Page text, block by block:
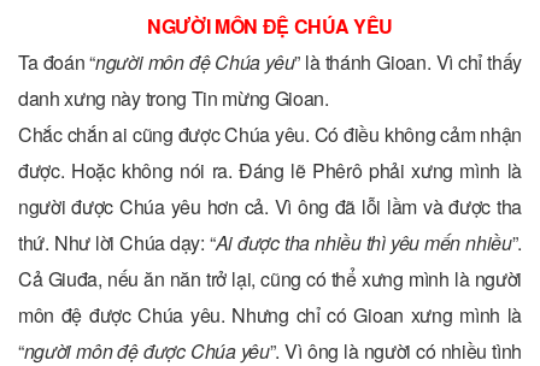
NGƯỜI MÔN ĐỆ CHÚA YÊU
Ta đoán “người môn đệ Chúa yêu” là thánh Gioan. Vì chỉ thấy
danh xưng này trong Tin mừng Gioan.
Chắc chắn ai cũng được Chúa yêu. Có điều không cảm nhận
được. Hoặc không nói ra. Đáng lẽ Phêrô phải xưng mình là
người được Chúa yêu hơn cả. Vì ông đã lỗi lầm và được tha
thứ. Như lời Chúa dạy: “Ai được tha nhiều thì yêu mến nhiều”.
Cả Giuđa, nếu ăn năn trở lại, cũng có thể xưng mình là người
môn đệ được Chúa yêu. Nhưng chỉ có Gioan xưng mình là
“người môn đệ được Chúa yêu”. Vì ông là người có nhiều tình